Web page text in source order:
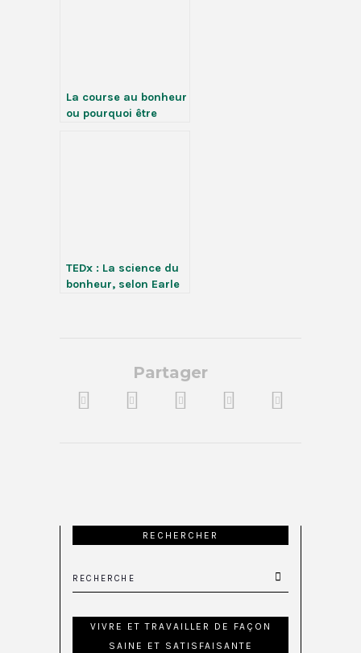
La course au bonheur
ou pourquoi être
TEDx : La science du
bonheur, selon Earle
Partager
RECHERCHER
VIVRE ET TRAVAILLER DE FAÇON
SAINE ET SATISFAISANTE